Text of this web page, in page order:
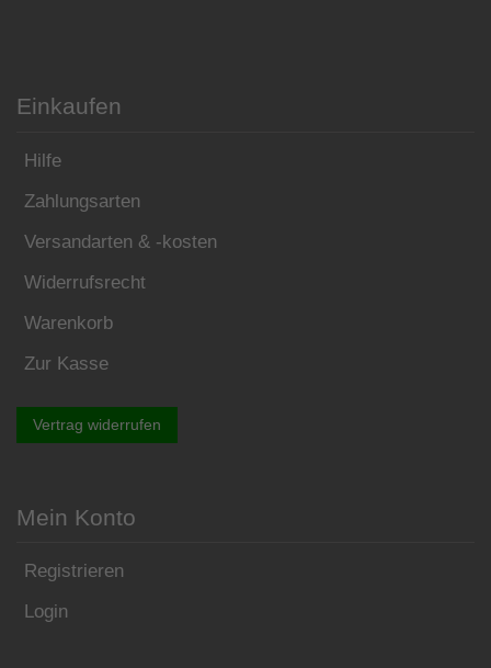
Einkaufen
Hilfe
Zahlungsarten
Versandarten & -kosten
Widerrufsrecht
Warenkorb
Zur Kasse
Vertrag widerrufen
Mein Konto
Registrieren
Login